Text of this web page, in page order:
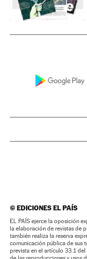
©EDICIONES EL PAÍS
EL PAÍS ejerce la oposición
la elaboración de revistas de
también realiza la reserva
comunicación pública de sus
prevista en el artículo 33.1 del